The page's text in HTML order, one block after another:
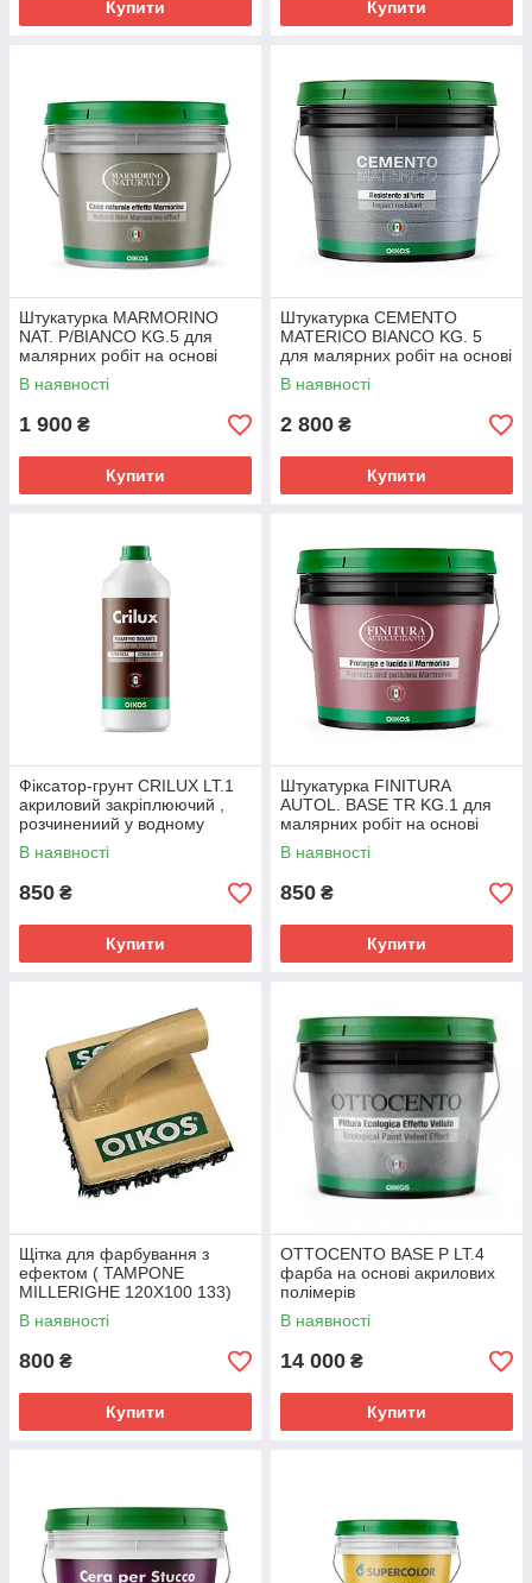
Купити Купити
Штукатурка MARMORINO
NAT. P/BIANCO KG.5 для
малярних робіт на основі
вапна
В наявності
1 900 ₴
Купити
Штукатурка CEMENTO
MATERICO BIANCO KG. 5
для малярних робіт на основі
вапна
В наявності
2 800 ₴
Купити
Фіксатор-грунт CRILUX LT.1
акриловий закріплюючий ,
розчинениий у водному
середовищі
В наявності
850 ₴
Купити
Штукатурка FINITURA
AUTOL. BASE TR KG.1 для
малярних робіт на основі
вапна
В наявності
850 ₴
Купити
Щітка для фарбування з
ефектом ( TAMPONE
MILLERIGHE 120X100 133)
В наявності
800 ₴
Купити
OTTOCENTO BASE P LT.4
фарба на ocнoвi акрилових
полiмерiв
В наявності
14 000 ₴
Купити